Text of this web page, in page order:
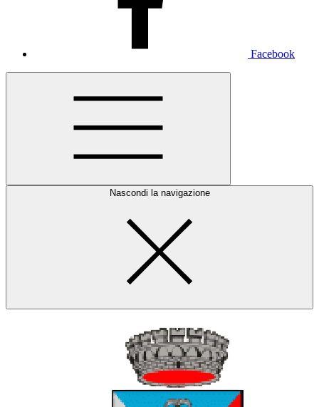
Facebook
Nascondi la navigazione